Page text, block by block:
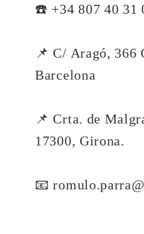
☎️ +34 807 40 31
📌 C/ Aragó, 366
Barcelona
📌 Crta. de
17300, Girona.
📧